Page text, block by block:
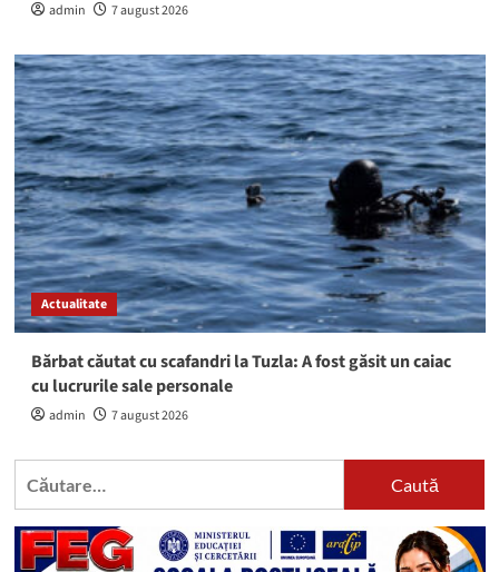
admin 7 august 2026
Actualitate
Bărbat căutat cu scafandri la Tuzla: A fost găsit un caiac
cu lucrurile sale personale
admin 7 august 2026
Caută